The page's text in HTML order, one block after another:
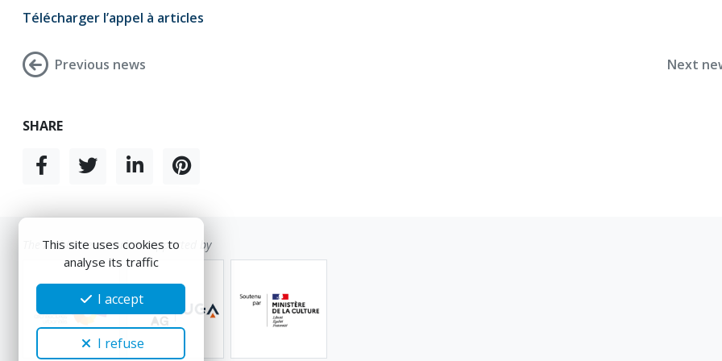
Télécharger l’appel à articles
Previous news Next
SHARE
The Ambiance etwork is supported by
This site uses cookies to
analyse its traffic
I accept
I refuse